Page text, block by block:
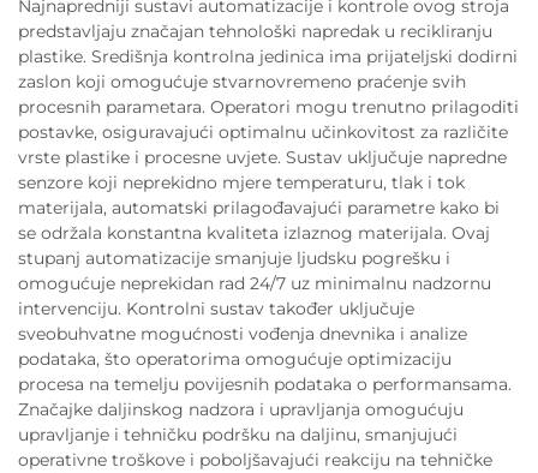
Najnapredniji sustavi automatizacije i kontrole ovog stroja
predstavljaju značajan tehnološki napredak u recikliranju
plastike. Središnja kontrolna jedinica ima prijateljski dodirni
zaslon koji omogućuje stvarnovremeno praćenje svih
procesnih parametara. Operatori mogu trenutno prilagoditi
postavke, osiguravajući optimalnu učinkovitost za različite
vrste plastike i procesne uvjete. Sustav uključuje napredne
senzore koji neprekidno mjere temperaturu, tlak i tok
materijala, automatski prilagođavajući parametre kako bi
se održala konstantna kvaliteta izlaznog materijala. Ovaj
stupanj automatizacije smanjuje ljudsku pogrešku i
omogućuje neprekidan rad 24/7 uz minimalnu nadzornu
intervenciju. Kontrolni sustav također uključuje
sveobuhvatne mogućnosti vođenja dnevnika i analize
podataka, što operatorima omogućuje optimizaciju
procesa na temelju povijesnih podataka o performansama.
Značajke daljinskog nadzora i upravljanja omogućuju
upravljanje i tehničku podršku na daljinu, smanjujući
operativne troškove i poboljšavajući reakciju na tehničke